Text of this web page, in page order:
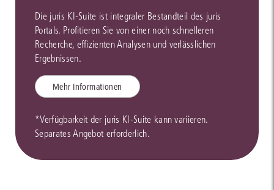
Die juris KI-Suite ist integraler Bestandteil des juris
Portals. Profitieren Sie von einer noch schnelleren
Recherche, effizienten Analysen und verlässlichen
Ergebnissen.
Mehr Informationen
*Verfügbarkeit der juris KI-Suite kann variieren.
Separates Angebot erforderlich.